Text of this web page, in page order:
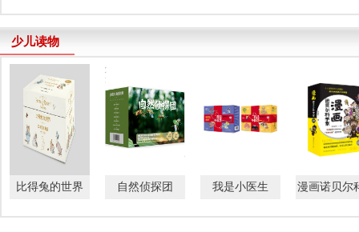
少儿读物
比得兔的世界 自然侦探团 我是小医生 漫画诺贝尔